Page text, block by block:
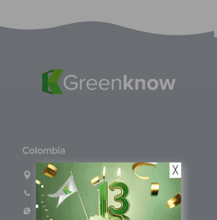
Colombia
Carrera 71G #117-67 INT 3 OFI 701
Teléfono: (601) 522 3869
WhatsApp: +57 317 4651554
╳